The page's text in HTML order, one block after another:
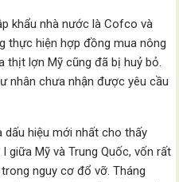
khẩu nhà nước là Cofco và
thực hiện hợp đồng mua nông
thịt lợn Mỹ cũng đã bị huỷ bỏ.
nhân chưa nhận được yêu cầu
dấu hiệu mới nhất cho thấy
giữa Mỹ và Trung Quốc, vốn rất
nguy cơ đổ vỡ. Tháng